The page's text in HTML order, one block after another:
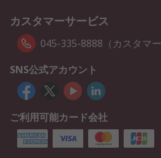
カスタマーサービス
045-335-8888（カスタマー
SNS公式アカウント
ご利用可能カード会社